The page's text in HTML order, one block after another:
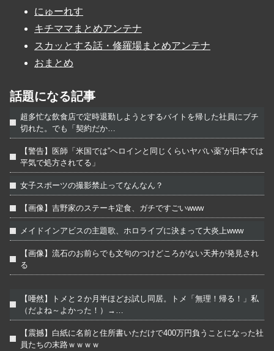
にゅーれす
キチママまとめアンテナ
スカッとする話・修羅場まとめアンテナ
おまとめ
話題になる記事
超多忙な飲食店で定時退勤しようとするバイトを帰した社員にブチ
切れた。でも「契約だか…
【警告】医師「米国では”ヘロインと同じくらいヤバい薬”が日本では
平気で処方されてる」
女子スポーツの撮影禁止ってなんなん？
【画像】吉野家のステーキ定食、ガチですごいwww
メイドインアビスの主題歌、ホロライブに決まって大炎上www
【画像】流石のお前らでも文句のつけどころがない天丼が発見され
る
【唖然】トメと２か月半ほどお試し同居。トメ「無理！帰る！」私
（だよね～よかった！）→…
【震撼】白紙に名前と住所書いただけで400万円負うことになった社
員たちの末路ｗｗｗｗ